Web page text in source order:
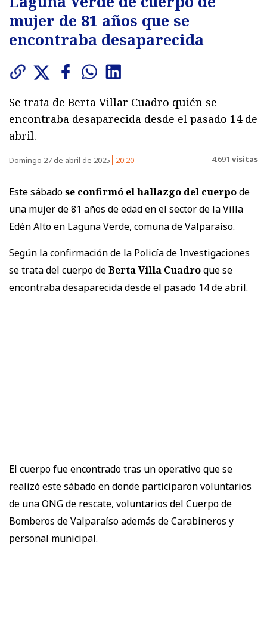
mujer de 81 años que se
encontraba desaparecida
Se trata de Berta Villar Cuadro quién se
encontraba desaparecida desde el pasado 14 de
abril.
Domingo 27 de abril de 2025 20:20 4.691 visitas
Este sábadose confirmó el hallazgo del cuerpode
una mujer de 81 años de edad en el sector de la Villa
Edén Alto en Laguna Verde, comuna de Valparaíso.
Según la confirmación de la Policía de Investigaciones
se trata del cuerpo deBerta Villa Cuadroque se
encontraba desaparecida desde el pasado 14 de abril.
El cuerpo fue encontrado tras un operativo que se
realizó este sábado en donde participaron voluntarios
de una ONG de rescate, voluntarios del Cuerpo de
Bomberos de Valparaíso además de Carabineros y
personal municipal.